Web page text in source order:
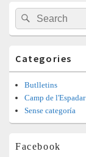
Barra
lateral
principal
Search
for:
Search
Categories
Butlletins
Camp de l'Espadar
Sense categoría
Facebook